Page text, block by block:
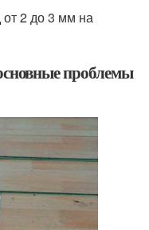
2 до 3 мм на
проблемы